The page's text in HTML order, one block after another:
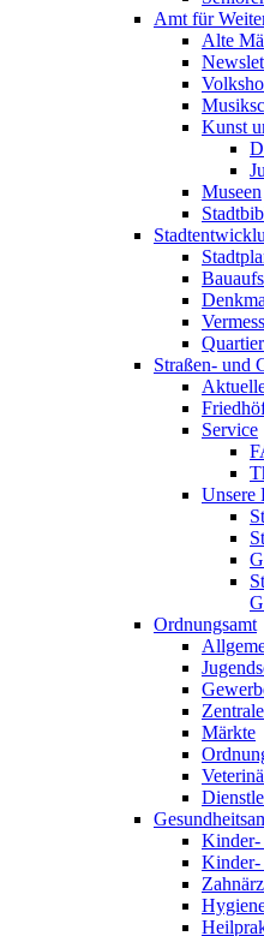
Amt für
Alte
Kunst
Museen
Straßen- und
Service
Unsere
Ordnungsamt
Märkte
Kinder-
Kinder-